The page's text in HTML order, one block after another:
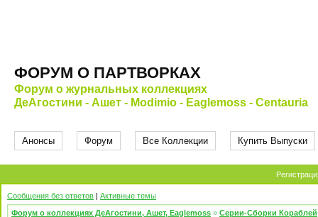
ФОРУМ О ПАРТВОРКАХ
Форум о журнальных коллекциях
ДеАгостини - Ашет - Modimio - Eaglemoss - Centauria
Анонсы Форум Все Коллекции Купить Выпуски
Сообщения без ответов | Активные темы
Форум о коллекциях ДеАгостини, Ашет, Eaglemoss » Серии-Сборки Кораблей